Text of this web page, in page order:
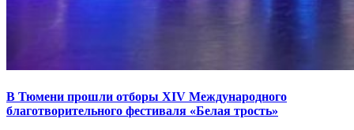
В Тюмени прошли отборы XIV Международного
благотворительного фестиваля «Белая трость»